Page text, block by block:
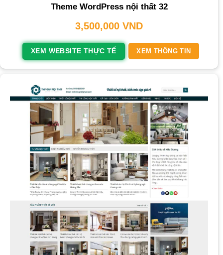
Theme WordPress nội thất 32
3,500,000 VND
XEM WEBSITE THỰC TẾ XEM THÔNG TIN